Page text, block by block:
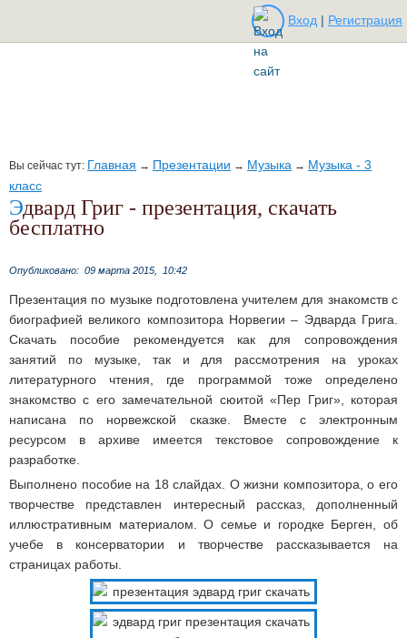
Вход | Регистрация
Вы сейчас тут: Главная → Презентации → Музыка → Музыка - 3
класс
Эдвард Григ - презентация, скачать
бесплатно
Опубликовано: 09 марта 2015, 10:42
Презентация по музыке подготовлена учителем для знакомств с
биографией великого композитора Норвегии – Эдварда Грига.
Скачать пособие рекомендуется как для сопровождения
занятий по музыке, так и для рассмотрения на уроках
литературного чтения, где программой тоже определено
знакомство с его замечательной сюитой «Пер Григ», которая
написана по норвежской сказке. Вместе с электронным
ресурсом в архиве имеется текстовое сопровождение к
разработке.
Выполнено пособие на 18 слайдах. О жизни композитора, о его
творчестве представлен интересный рассказ, дополненный
иллюстративным материалом. О семье и городке Берген, об
учебе в консерватории и творчестве рассказывается на
страницах работы.